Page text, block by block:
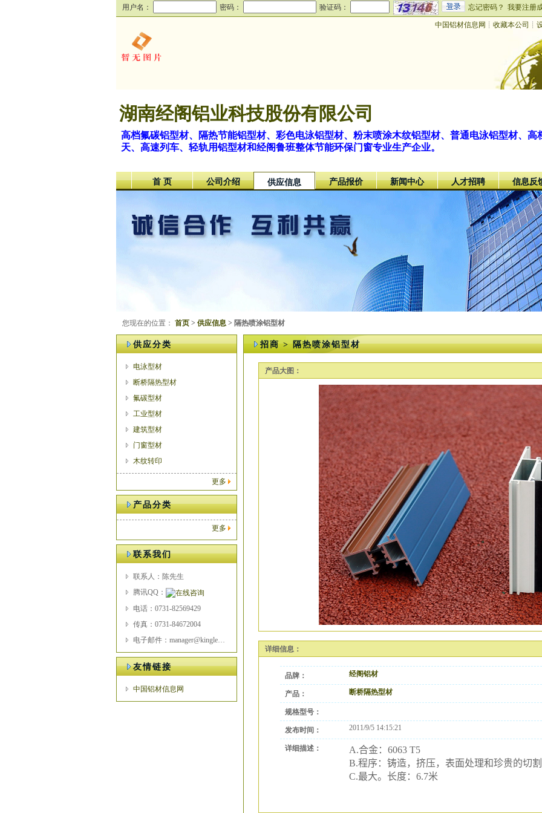
用户名： 密码： 验证码： 忘记密码？ 我要注册
中国铝材信息网 ┊ 收藏本公司 ┊
湖南经阁铝业科技股份有限公司
高档氟碳铝型材、隔热节能铝型材、彩色电泳铝型材、粉末喷涂木纹铝型材、普通电泳铝型材、
天、高速列车、轻轨用铝型材和经阁鲁班整体节能环保门窗专业生产企业。
首 页 公司介绍 供应信息 产品报价 新闻中心 人才招聘 信息反
您现在的位置： 首页 > 供应信息 > 隔热喷涂铝型材
供应分类
电泳型材
断桥隔热型材
氟碳型材
工业型材
建筑型材
门窗型材
木纹转印
更多
产品分类
更多
联系我们
联系人：陈先生
腾讯QQ：
电话：0731-82569429
传真：0731-84672004
电子邮件：manager@kingle.com
友情链接
中国铝材信息网
招商 > 隔热喷涂铝型材
产品大图：
详细信息：
品牌： 经阁铝材
产品： 断桥隔热型材
规格型号：
发布时间： 2011/9/5 14:15:21
详细描述： A.合金： 6063 T5
B.程序： 铸造， 挤压， 表面处理和珍贵的切割
C.最大。 长度： 6.7米